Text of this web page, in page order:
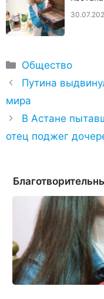
Рубрики
Общество
Путина
мира
В Астане
отец поджег